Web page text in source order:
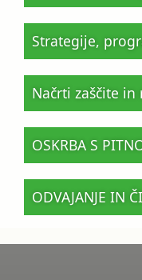
Strategije,
Načrti zaščite in
OSKRBA S
ODVAJANJE IN